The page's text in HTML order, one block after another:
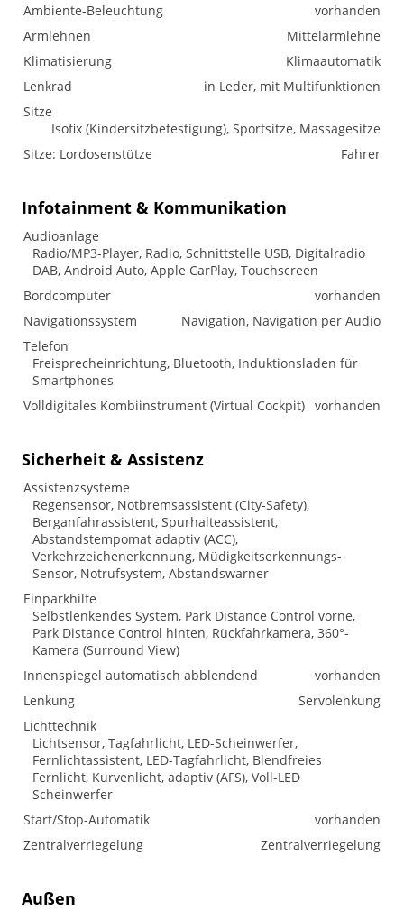
Ambiente-Beleuchtung
vorhanden
Armlehnen
Mittelarmlehne
Klimatisierung
Klimaautomatik
Lenkrad
in Leder, mit Multifunktionen
Sitze
Isofix (Kindersitzbefestigung), Sportsitze, Massagesitze
Sitze: Lordosenstütze
Fahrer
Infotainment & Kommunikation
Audioanlage
Radio/MP3-Player, Radio, Schnittstelle USB, Digitalradio
DAB, Android Auto, Apple CarPlay, Touchscreen
Bordcomputer
vorhanden
Navigationssystem
Navigation, Navigation per Audio
Telefon
Freisprecheinrichtung, Bluetooth, Induktionsladen für
Smartphones
Volldigitales Kombiinstrument (Virtual Cockpit) vorhanden
Sicherheit & Assistenz
Assistenzsysteme
Regensensor, Notbremsassistent (City-Safety),
Berganfahrassistent, Spurhalteassistent,
Abstandstempomat adaptiv (ACC),
Verkehrzeichenerkennung, Müdigkeitserkennungs-
Sensor, Notrufsystem, Abstandswarner
Einparkhilfe
Selbstlenkendes System, Park Distance Control vorne,
Park Distance Control hinten, Rückfahrkamera, 360°-
Kamera (Surround View)
Innenspiegel automatisch abblendend
vorhanden
Lenkung
Servolenkung
Lichttechnik
Lichtsensor, Tagfahrlicht, LED-Scheinwerfer,
Fernlichtassistent, LED-Tagfahrlicht, Blendfreies
Fernlicht, Kurvenlicht, adaptiv (AFS), Voll-LED
Scheinwerfer
Start/Stop-Automatik
vorhanden
Zentralverriegelung
Zentralverriegelung
Außen